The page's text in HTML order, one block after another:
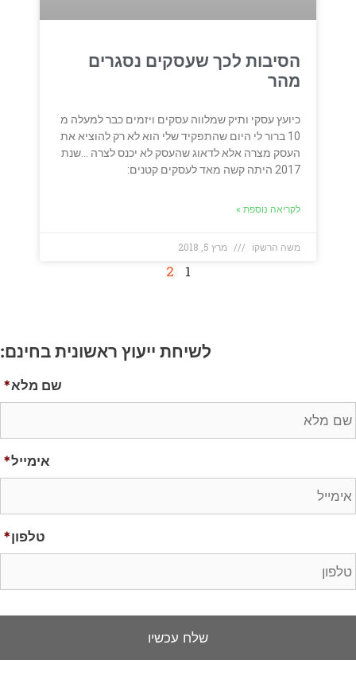
הסיבות לכך שעסקים נסגרים
מהר
כיועץ עסקי ותיק שמלווה עסקים ויזמים כבר למעלה מ
10 ברור לי היום שהתפקיד שלי הוא לא רק להוציא את
העסק מצרה אלא לדאוג שהעסק לא יכנס לצרה …שנת
2017 היתה קשה מאד לעסקים קטנים:
לקריאה נוספת »
משה הרשקו מרץ 5, 2018
1
2
לשיחת ייעוץ ראשונית בחינם:
שם מלא*
אימייל*
טלפון*